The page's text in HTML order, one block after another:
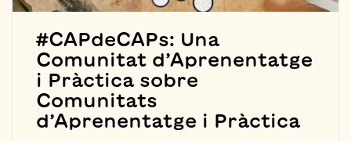
#CAPdeCAPs: Una
Comunitat d’Aprenentatge
i Pràctica sobre
Comunitats
d’Aprenentatge i Pràctica